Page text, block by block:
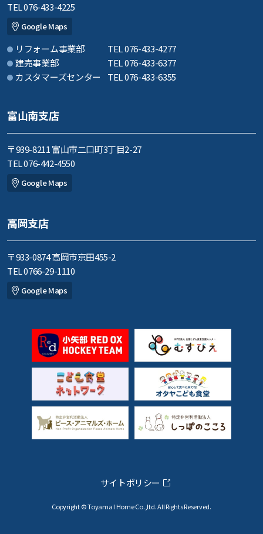
TEL 076-433-4225
Google Maps
リフォーム事業部
TEL 076-433-4277
建売事業部
TEL 076-433-6377
カスタマーズセンター
TEL 076-433-6355
富山南支店
〒939-8211 富山市二口町3丁目2-27
TEL 076-442-4550
Google Maps
高岡支店
〒933-0874 高岡市京田455-2
TEL 0766-29-1110
Google Maps
Copyright © Toyama I Home Co.,ltd. All Rights Reserved.
サイトポリシー